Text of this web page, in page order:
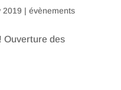
2019 | évènements
Ouverture des